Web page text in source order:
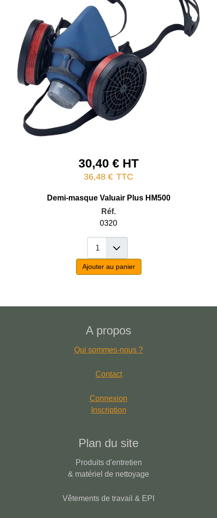
30,40 € HT
36,48 € TTC
Demi-masque Valuair Plus HM500
Réf.
0320
Ajouter au panier
A propos
Qui sommes-nous ?
Contact
Connexion
Inscription
Plan du site
Produits d'entretien
& matériel de nettoyage
Vêtements de travail & EPI